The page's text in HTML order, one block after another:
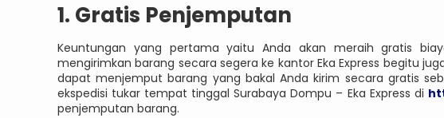
1. Gratis Penjemputan
Keuntungan yang pertama yaitu Anda akan meraih gratis
mengirimkan barang secara segera ke kantor Eka Express begitu
dapat menjemput barang yang bakal Anda kirim secara gratis
ekspedisi tukar tempat tinggal Surabaya Dompu – Eka Express di
penjemputan barang.